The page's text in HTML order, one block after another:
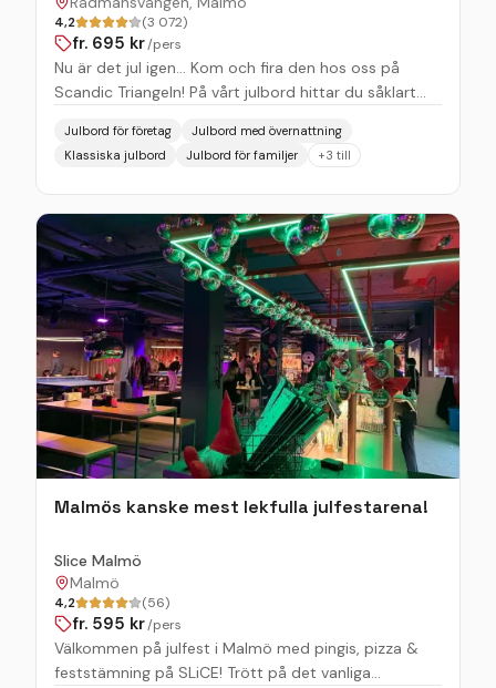
4,2 (3 072)
fr. 695 kr/pers
Nu är det jul igen... Kom och fira den hos oss på
Scandic Triangeln! På vårt julbord hittar du såklart
även flera vegetariska och veganska alternativ som
grönsaksbullar eller senaps ”svill” och allt avslutas
med ett härligt dessertbord. Givetvis har vi som
alltid ett fokus på det gröna och att det ska finnas
något för alla. Vi skräddarsyr just din förfrågan och
hjälper er att boka in vad som passar för just ditt
företag. Kanske ett julbord i vår restaurang eller
varför inte en egen lokal med julbord och fest hela
kvällen?
Julbord för företag
Julbord med övernattning
Klassiska julbord
Julbord för familjer +3 till
Malmös kanske mest lekfulla julfestarena!
Slice Malmö
Malmö
4,2 (56)
fr. 595 kr/pers
Välkommen på julfest i Malmö med pingis, pizza &
feststämning på SLiCE! Trött på det vanliga